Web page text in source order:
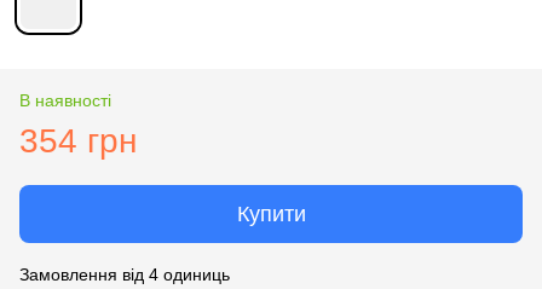
В наявності
354 грн
Купити
Замовлення від 4 одиниць